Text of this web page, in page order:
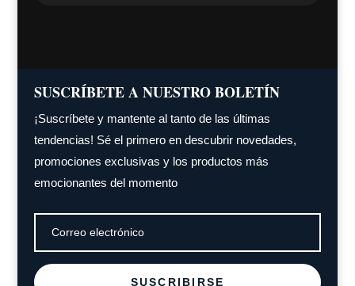
SUSCRÍBETE A NUESTRO BOLETÍN
¡Suscríbete y mantente al tanto de las últimas
tendencias! Sé el primero en descubrir novedades,
promociones exclusivas y los productos más
emocionantes del momento
SUSCRIBIRSE